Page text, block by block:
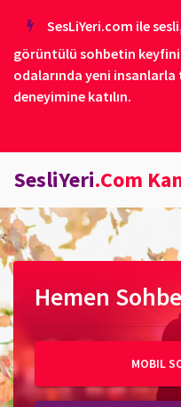
SesLiYeri.com ile
görüntülü sohbetin keyfini
odalarında yeni insanlarla
deneyimine katılın.
SesliYeri.Com
Hemen
MOBIL